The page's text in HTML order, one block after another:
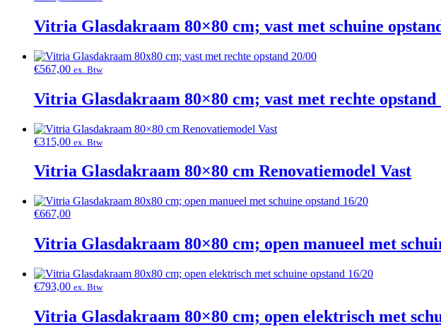
Vitria Glasdakraam 80×80 cm; vast met schuine
€567,00 ex. Btw
Vitria Glasdakraam 80×80 cm; vast met rechte opstand
€315,00 ex. Btw
Vitria Glasdakraam 80×80 cm Renovatiemodel Vast
€667,00
Vitria Glasdakraam 80×80 cm; open manueel met
€793,00 ex. Btw
Vitria Glasdakraam 80×80 cm; open elektrisch met